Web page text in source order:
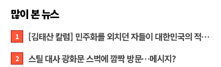
많이 본 뉴스
1 [김태산 칼럼] 민주화를 외치던 자들이 대한민국의 적이고 간첩이었다
2 스틸 대사 광화문 스벅에 깜짝 방문…메시지?